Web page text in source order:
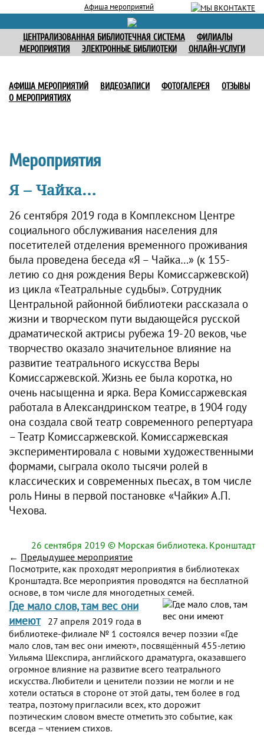
Афиша мероприятий
ЦЕНТРАЛИЗОВАННАЯ БИБЛИОТЕЧНАЯ СИСТЕМА
ФИЛИАЛЫ
МЕРОПРИЯТИЯ
ЭЛЕКТРОННЫЕ БИБЛИОТЕКИ ОНЛАЙН-УСЛУГИ
АФИША МЕРОПРИЯТИЙ ВИДЕОЗАПИСИ ФОТОГАЛЕРЕЯ
ОТЗЫВЫ
О МЕРОПРИЯТИЯХ
Мероприятия
Я – Чайка…
26 сентября 2019 года в Комплексном Центре
социального обслуживания населения для
посетителей отделения временного проживания
была проведена беседа «Я – Чайка…» (к 155-
летию со дня рождения Веры Комиссаржевской)
из цикла «Театральные судьбы». Сотрудник
Центральной районной библиотеки рассказала о
жизни и творческом пути выдающейся русской
драматической актрисы рубежа 19-20 веков, чье
творчество оказало значительное влияние на
развитие театрального искусства Веры
Комиссаржевской. Жизнь ее была коротка, но
очень насыщенна и ярка. Вера Комиссаржевская
работала в Александринском театре, в 1904 году
она создала свой театр современного репертуара
– Театр Комиссаржевской. Комиссаржевская
экспериментировала с новыми художественными
формами, сыграла около тысячи ролей в
классических и современных пьесах, в том числе
роль Нины в первой постановке «Чайки» А.П.
Чехова.
26 сентября 2019 © Морская библиотека. Кронштадт
← Предыдущее мероприятие
Посмотрите, как проходят мероприятия в библиотеках
Кронштадта. Все мероприятия проводятся на бесплатной
основе, в том числе для многодетных семей.
Где мало слов, там вес они
имеют
27 апреля 2019 года в
библиотеке-филиале № 1 состоялся вечер поэзии «Где
мало слов, там вес они имеют», посвящённый 455-летию
Уильяма Шекспира, английского драматурга, оказавшего
огромное влияние на развитие всего театрального
искусства. Любители и ценители поэзии не могли и не
хотели остаться в стороне от этой даты, тем более в год
театра, поэтому пригласили всех, кто дорожит
поэтическим словом вместе отметить это событие, как
всегда – чтением стихов.